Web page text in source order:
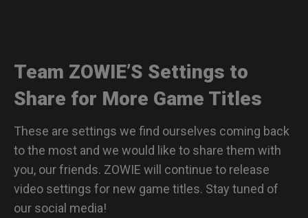
Team ZOWIE’S Settings to
Share for More Game Titles
These are settings we find ourselves coming back
to the most and we would like to share them with
you, our friends. ZOWIE will continue to release
video settings for new game titles. Stay tuned of
our social media!